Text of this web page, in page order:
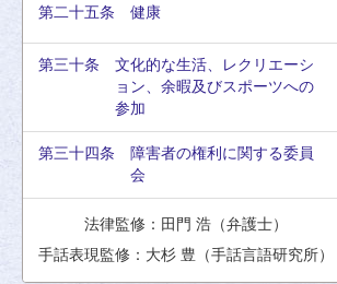
第二十五条 健康
第三十条 文化的な生活、レクリエーシ
ョン、余暇及びスポーツへの
参加
第三十四条 障害者の権利に関する委員
会
法律監修：田門 浩（弁護士）
手話表現監修：大杉 豊（手話言語研究所）